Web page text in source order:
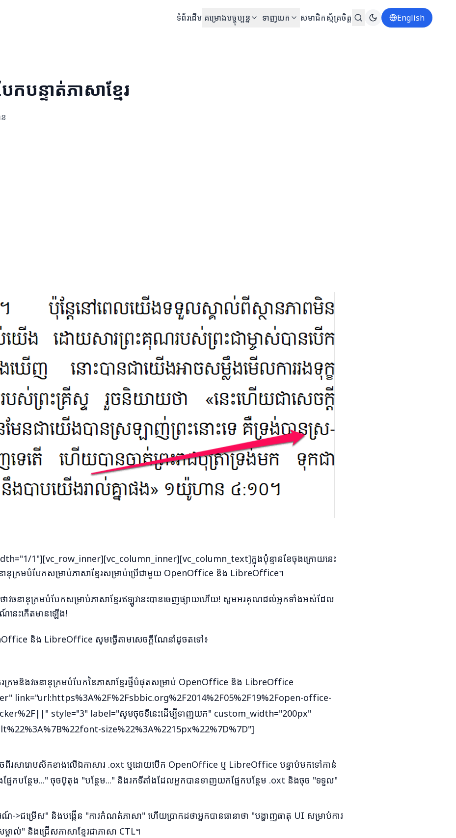
ទំព័រដើម គម្រោងបច្ចុប្បន្ន ទាញយក សមាជិកស្ម័គ្រចិត្ត English
បន្ទាត់ភាសាខ្មែរ
1"][vc_row_inner][vc_column_inner][vc_column_text]ក្នុងប៉ុន្មានខែចុងក្រោយនេះ
នានុក្រមបំបែកសម្រាប់ភាសាខ្មែរសម្រាប់ប្រើជាមួយ OpenOffice និង LibreOffice។
ចនានុក្រមបំបែកសម្រាប់ភាសាខ្មែរឥឡូវនេះបានចេញផ្សាយហើយ! សូមអរគុណដល់អ្នកទាំងអស់ដែល
ណ៍នេះកើតមានឡើង!
និង LibreOffice សូមធ្វើតាមសេចក្តីណែនាំដូចតទៅ៖
ក្រមនិងវចនានុក្រមបំបែកនៃភាសាខ្មែរថ្មីបំផុតសម្រាប់ OpenOffice និង LibreOffice
link="url:https%3A%2F%2Fsbbic.org%2F2014%2F05%2F19%2Fopen-office-
style="3" label="សូមចុចទីនេះដើម្បីទាញយក" custom_width="200px"
size%22%3A%2215px%22%7D%7D"]
ចពីរសារោបស័កខាងលើឯកាសារ .oxt ឬដោយបើក OpenOffice ឬ LibreOffice បន្ទាប់មកទៅកាន់
ែកបន្ថែម..." ចុចប៊ូតុង "បន្ថែម..." និងរកទីតាំងដែលអ្នកបានទាញយកផ្នែកបន្ថែម .oxt និងចុច "ទទួល"
->ជម្រើស" និងបង្កើន "ការកំណត់ភាសា" ហើយប្រាកដថាអ្នកបានធានាថា "បង្ហាញធាតុ UI សម្រាប់ការ
ាល់" និងជ្រើសភាសាខ្មែរជាភាសា CTL។